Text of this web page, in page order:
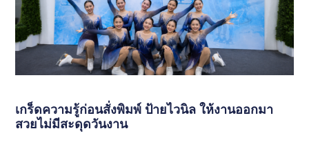
เกร็ดความรู้ก่อนสั่งพิมพ์ ป้ายไวนิล ให้งานออกมา
สวยไม่มีสะดุดวันงาน